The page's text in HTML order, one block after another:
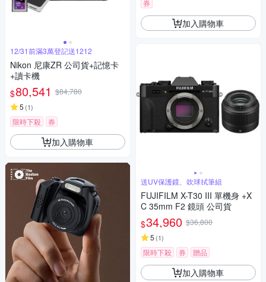
12/31前滿3萬登記送1212
Nikon 尼康ZR 公司貨+記憶卡
+讀卡機
$80,541 $84,780
5 (1)
限時下殺 券
加入購物車
券
加入購物車
送UV保護鏡、吹球拭筆組
FUJIFILM X-T30 III 單機身 +X
C 35mm F2 鏡頭 公司貨
$34,960 $36,800
5 (1)
限時下殺 券 贈品
加入購物車